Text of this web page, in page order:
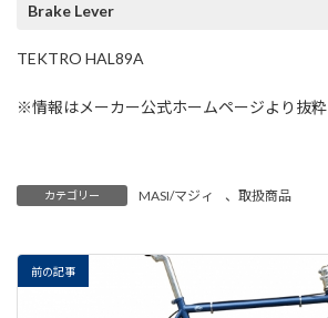
Brake Lever
TEKTRO HAL89A
※情報はメーカー公式ホームページより抜粋
カテゴリー MASI/マジィ 、 取扱商品
前の記事